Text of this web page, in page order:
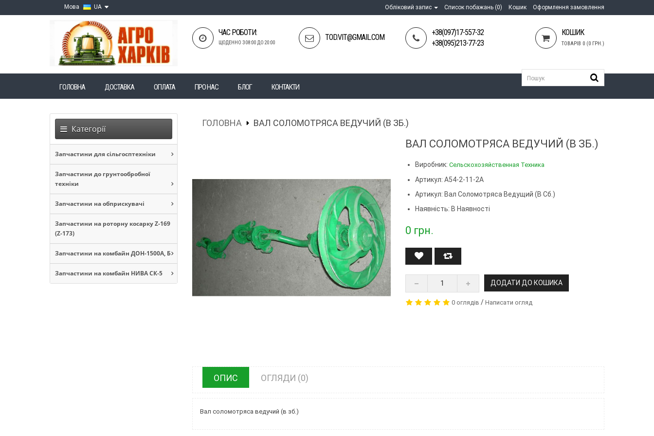
Мова UA Обліковий запис Список побажань (0) Кошик Оформлення замовлення
ЧАС РОБОТИ:
ЩОДЕННО З 08:00 ДО 20:00
TOD.VIT@GMAIL.COM
+38(097)17-557-32
+38(095)213-77-23
КОШИК
ТОВАРІВ 0 (0 ГРН.)
ГОЛОВНА ДОСТАВКА ОПЛАТА ПРО НАС БЛОГ КОНТАКТИ
Категорії
Запчастини для сільгосптехніки
Запчастини до грунтообробної
техніки
Запчастини на обприскувачі
Запчастини на роторну косарку Z-169
(Z-173)
Запчастини на комбайн ДОН-1500А, Б
Запчастини на комбайн НИВА СК-5
ГОЛОВНА ВАЛ СОЛОМОТРЯСА ВЕДУЧИЙ (В ЗБ.)
ВАЛ СОЛОМОТРЯСА ВЕДУЧИЙ (В ЗБ.)
Виробник:Сельскохозяйственная Техника
Артикул: А54-2-11-2А
Артикул: Вал Соломотряса Ведущий (в Сб.)
Наявність: В Наявності
0 грн.
ДОДАТИ ДО КОШИКА
0 оглядів /Написати огляд
ОПИС ОГЛЯДИ (0)
Вал соломотряса ведучий (в зб.)